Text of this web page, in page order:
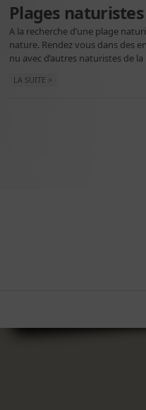
Plages
A la recherche d’une plage
nature. Rendez vous dans des
nu avec d’autres naturistes de
LA SUITE >